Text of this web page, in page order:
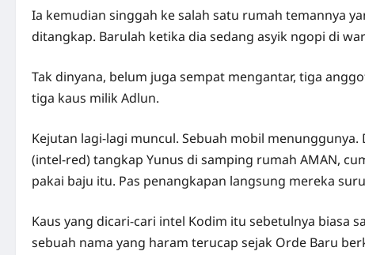
Ia kemudian singgah ke salah satu rumah temannya
ditangkap. Barulah ketika dia sedang asyik ngopi di
Tak dinyana, belum juga sempat mengantar, tiga
tiga kaus milik Adlun.
Kejutan lagi-lagi muncul. Sebuah mobil
(intel-red) tangkap Yunus di samping rumah AMAN,
pakai baju itu. Pas penangkapan langsung mereka
Kaus yang dicari-cari intel Kodim itu sebetulnya biasa
sebuah nama yang haram terucap sejak Orde Baru